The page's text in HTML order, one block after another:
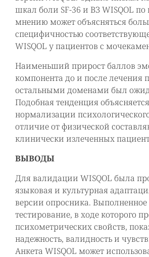
шкал боли SF-36 и ВЗ WISQOL
мнению может объясняться
специфичностью
WISQOL у пациентов с
Наименьший прирост баллов
компонента до и после лечения
остальными доменами был
Подобная тенденция
нормализации
отличие от физической
клинически излеченных
ВЫВОДЫ
Для валидации WISQOL была
языковая и культурная
версии опросника.
тестирование, в ходе которого
психометрических свойств,
надежность, валидность и
Анкета WISQOL может